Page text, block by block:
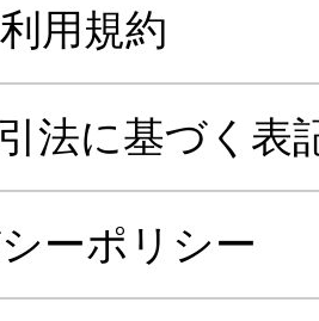
用規約
法に基づく表
ーポリシー